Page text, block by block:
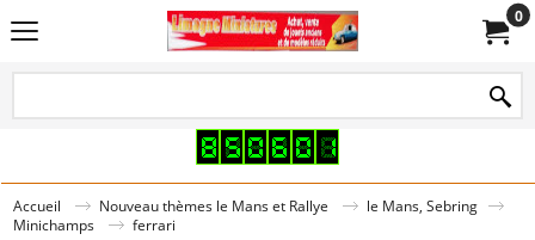
0
Accueil Nouveau thèmes le Mans et Rallye
le Mans, Sebring
Minichamps
ferrari